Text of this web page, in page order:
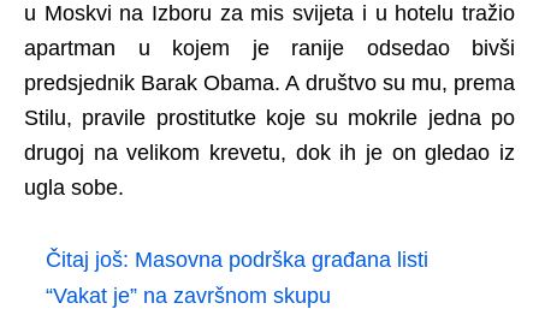
u Moskvi na Izboru za mis svijeta i u hotelu tražio
apartman u kojem je ranije odsedao bivši
predsjednik Barak Obama. A društvo su mu, prema
Stilu, pravile prostitutke koje su mokrile jedna po
drugoj na velikom krevetu, dok ih je on gledao iz
ugla sobe.
Čitaj još: Masovna podrška građana listi
“Vakat je” na završnom skupu